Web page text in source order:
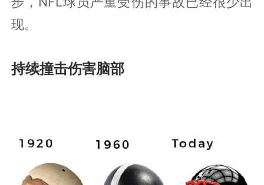
现。
持续撞击伤害脑部